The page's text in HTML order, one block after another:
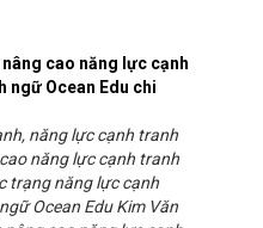
cao năng lực cạnh
ngữ Ocean Edu chi
năng lực cạnh tranh
năng lực cạnh tranh
trạng năng lực cạnh
Ocean Edu Kim Văn